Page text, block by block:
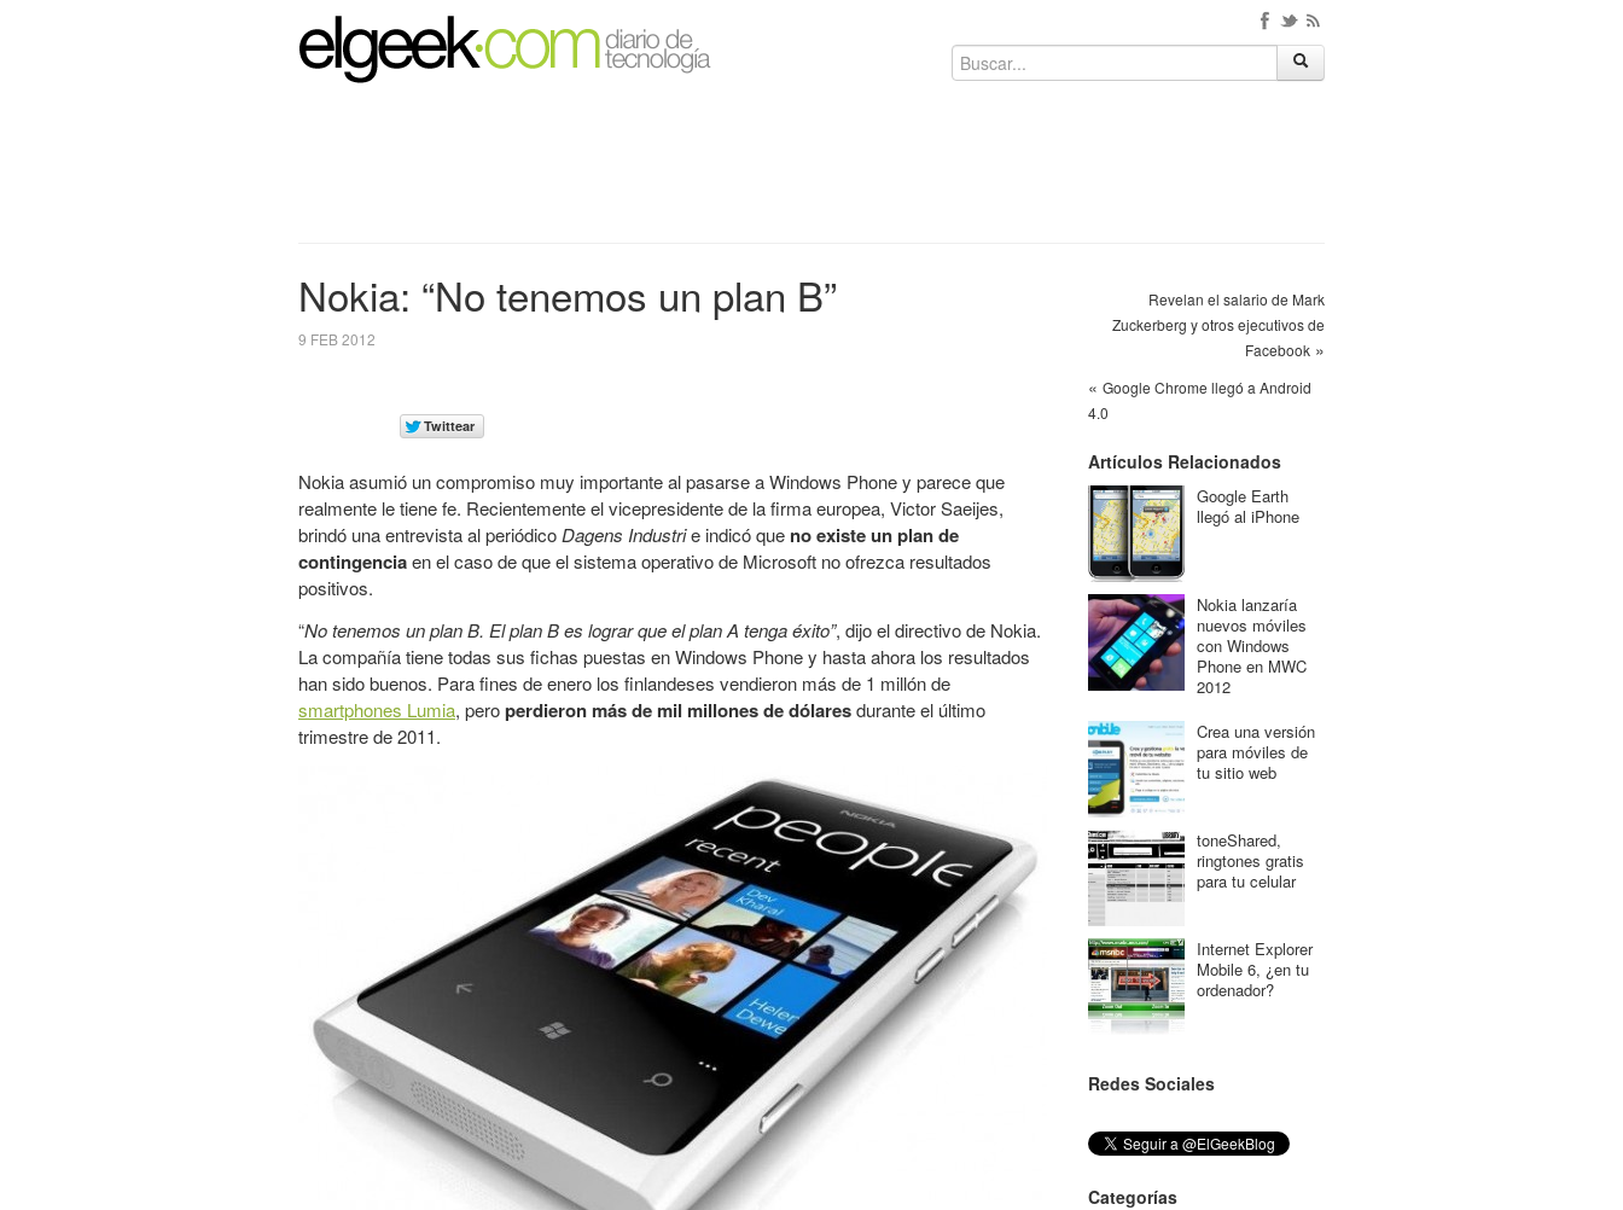
Nokia: “No tenemos un plan B”
9 FEB 2012
Nokia asumió un compromiso muy importante al pasarse a Windows Phone y parece que
realmente le tiene fe. Recientemente el vicepresidente de la firma europea, Victor Saeijes,
brindó una entrevista al periódico Dagens Industrie indicó que no existe un plan de
contingenciaen el caso de que el sistema operativo de Microsoft no ofrezca resultados
positivos.
“No tenemos un plan B. El plan B es lograr que el plan A tenga éxito”, dijo el directivo de Nokia.
La compañía tiene todas sus fichas puestas en Windows Phone y hasta ahora los resultados
han sido buenos. Para fines de enero los finlandeses vendieron más de 1 millón de
smartphones Lumia, peroperdieron más de mil millones de dólaresdurante el último
trimestre de 2011.
Revelan el salario de Mark
Zuckerberg y otros ejecutivos de
Facebook »
« Google Chrome llegó a Android
4.0
Artículos Relacionados
Google Earth
llegó al iPhone
Nokia lanzaría
nuevos móviles
con Windows
Phone en MWC
2012
Crea una versión
para móviles de
tu sitio web
toneShared,
ringtones gratis
para tu celular
Internet Explorer
Mobile 6, ¿en tu
ordenador?
Redes Sociales
Categorías